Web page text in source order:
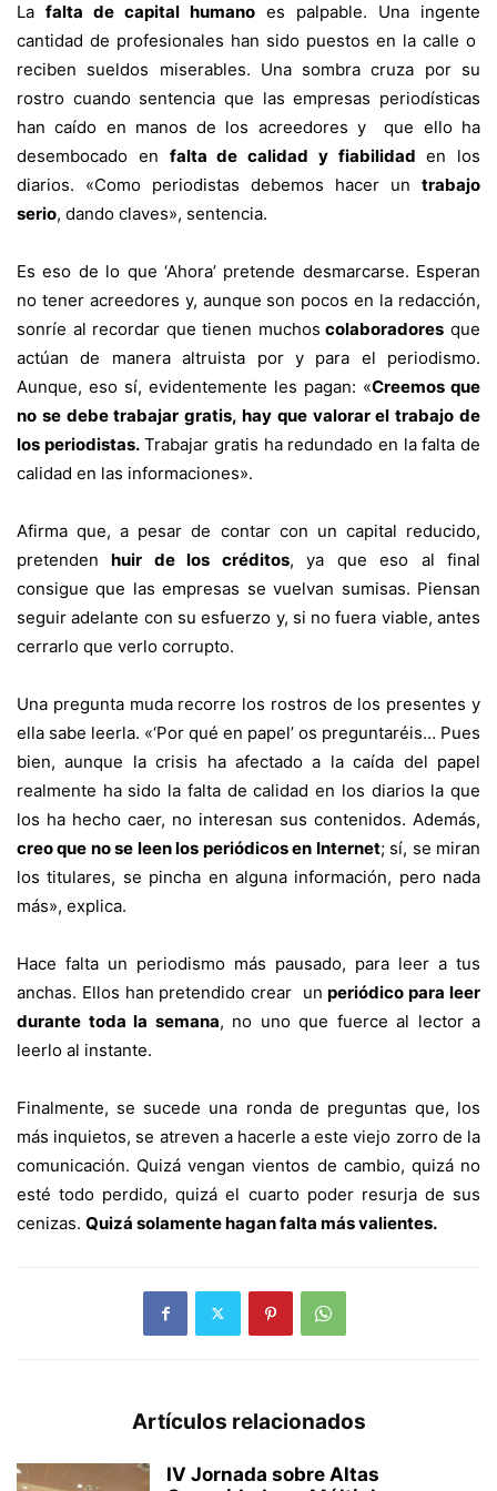
La falta de capital humano es palpable. Una ingente
cantidad de profesionales han sido puestos en la calle o
reciben sueldos miserables. Una sombra cruza por su
rostro cuando sentencia que las empresas periodísticas
han caído en manos de los acreedores y que ello ha
desembocado en falta de calidad y fiabilidad en los
diarios. «Como periodistas debemos hacer un trabajo
serio, dando claves», sentencia.
Es eso de lo que ‘Ahora’ pretende desmarcarse. Esperan
no tener acreedores y, aunque son pocos en la redacción,
sonríe al recordar que tienen muchos colaboradores que
actúan de manera altruista por y para el periodismo.
Aunque, eso sí, evidentemente les pagan: «Creemos que
no se debe trabajar gratis, hay que valorar el trabajo de
los periodistas.Trabajar gratis ha redundado en la falta de
calidad en las informaciones».
Afirma que, a pesar de contar con un capital reducido,
pretendenhuir de los créditos, ya que eso al final
consigue que las empresas se vuelvan sumisas. Piensan
seguir adelante con su esfuerzo y, si no fuera viable, antes
cerrarlo que verlo corrupto.
Una pregunta muda recorre los rostros de los presentes y
ella sabe leerla. «‘Por qué en papel’ os preguntaréis… Pues
bien, aunque la crisis ha afectado a la caída del papel
realmente ha sido la falta de calidad en los diarios la que
los ha hecho caer, no interesan sus contenidos. Además,
creo que no se leen los periódicos en Internet; sí, se miran
los titulares, se pincha en alguna información, pero nada
más», explica.
Hace falta un periodismo más pausado, para leer a tus
anchas. Ellos han pretendido crear unperiódico para leer
durante toda la semana, no uno que fuerce al lector a
leerlo al instante.
Finalmente, se sucede una ronda de preguntas que, los
más inquietos, se atreven a hacerle a este viejo zorro de la
comunicación. Quizá vengan vientos de cambio, quizá no
esté todo perdido, quizá el cuarto poder resurja de sus
cenizas. Quizá solamente hagan falta más valientes.
Artículos relacionados
IV Jornada sobre Altas